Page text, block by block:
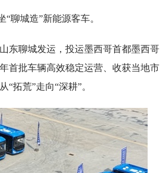
聊城造”新能源客车。
东聊城发运，投运墨西哥首都墨西哥
首批车辆高效稳定运营、收获当地市
拓荒”走向“深耕”。